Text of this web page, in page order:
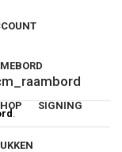
SIGNING
.